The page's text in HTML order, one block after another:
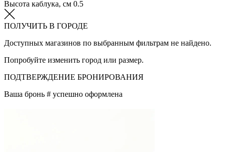
Высота каблука, см 0.5
ПОЛУЧИТЬ В ГОРОДЕ
Доступных магазинов по выбранным фильтрам не найдено.
Попробуйте изменить город или размер.
ПОДТВЕРЖДЕНИЕ БРОНИРОВАНИЯ
Ваша бронь # успешно оформлена